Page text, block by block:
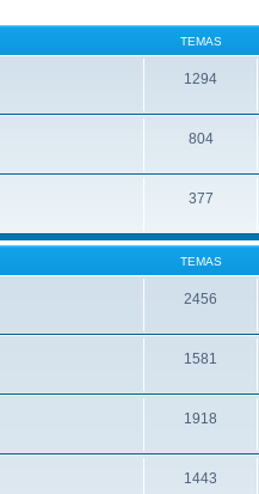
TEMAS
1294
804
377
TEMAS
2456
1581
1918
1443